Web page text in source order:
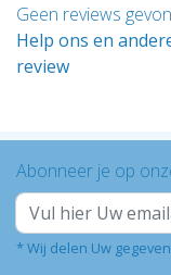
Geen reviews
Help ons en
review
Abonneer je op
* Wij delen Uw